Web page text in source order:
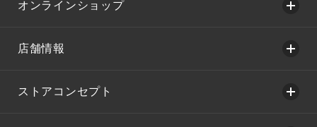
オンラインショップ
店舗情報
ストアコンセプト